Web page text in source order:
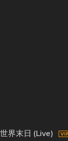
世界末日 (Live)